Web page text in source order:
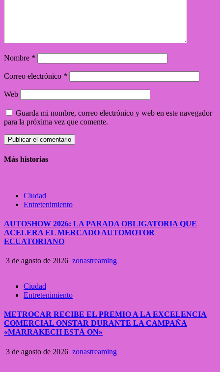
Nombre *
Correo electrónico *
Web
Guarda mi nombre, correo electrónico y web en este navegador
para la próxima vez que comente.
Más historias
Ciudad
Entretenimiento
AUTOSHOW 2026: LA PARADA OBLIGATORIA QUE
ACELERA EL MERCADO AUTOMOTOR
ECUATORIANO
3 de agosto de 2026 zonastreaming
Ciudad
Entretenimiento
METROCAR RECIBE EL PREMIO A LA EXCELENCIA
COMERCIAL ONSTAR DURANTE LA CAMPAÑA
«MARRAKECH ESTÁ ON»
3 de agosto de 2026 zonastreaming